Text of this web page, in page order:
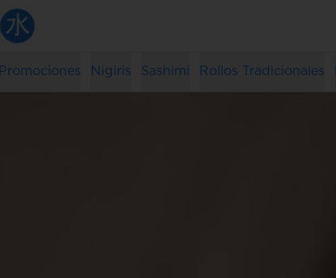
Promociones Nigiris Sashimi Rollos Tradicionales